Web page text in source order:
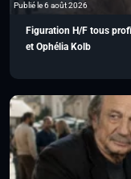
Publié le 6 août 2026
Figuration H/F tous
et Ophélia Kolb